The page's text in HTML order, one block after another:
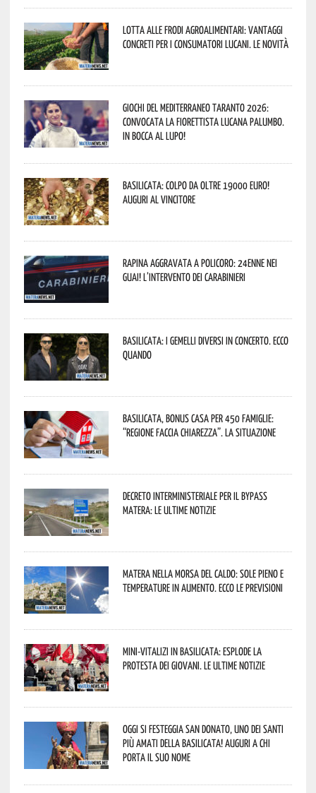
Lotta alle frodi agroalimentari: vantaggi
concreti per i consumatori lucani. Le novità
Giochi del Mediterraneo Taranto 2026:
convocata la fiorettista lucana Palumbo.
In bocca al lupo!
Basilicata: colpo da oltre 19000 Euro!
Auguri al vincitore
Rapina aggravata a Policoro: 24enne nei
guai! L’intervento dei Carabinieri
Basilicata: i Gemelli DiVersi in concerto. Ecco
quando
Basilicata, Bonus casa per 450 famiglie:
“Regione faccia chiarezza”. La situazione
Decreto interministeriale per il Bypass
Matera: le ultime notizie
Matera nella morsa del caldo: sole pieno e
temperature in aumento. Ecco le previsioni
Mini-vitalizi in Basilicata: esplode la
protesta dei giovani. Le ultime notizie
Oggi si festeggia San Donato, uno dei Santi
più amati della Basilicata! Auguri a chi
porta il suo nome